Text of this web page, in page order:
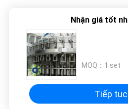
TRANG
Nhận giá tốt
MOQ： 1 set
Tiếp tục